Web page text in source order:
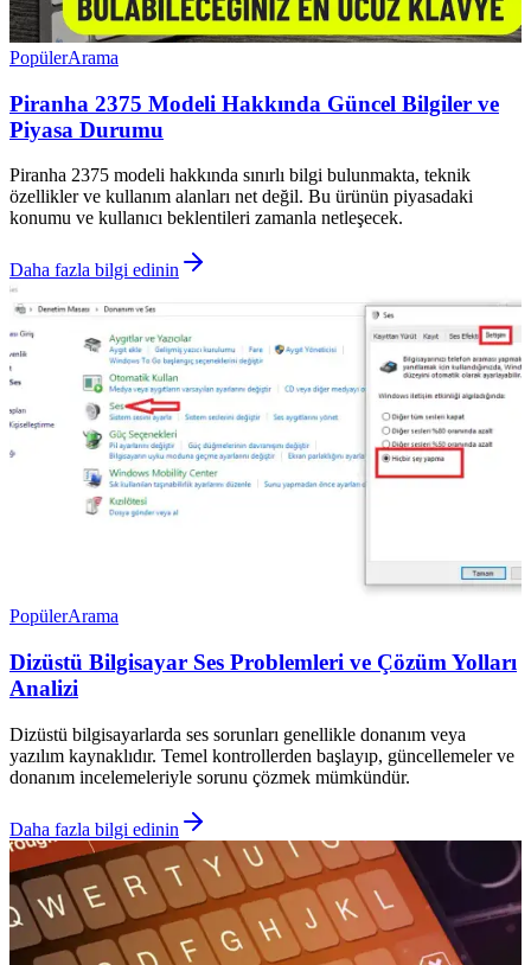
PopülerArama
Piranha 2375 Modeli Hakkında Güncel Bilgiler ve
Piyasa Durumu
Piranha 2375 modeli hakkında sınırlı bilgi bulunmakta, teknik
özellikler ve kullanım alanları net değil. Bu ürünün piyasadaki
konumu ve kullanıcı beklentileri zamanla netleşecek.
Daha fazla bilgi edinin
PopülerArama
Dizüstü Bilgisayar Ses Problemleri ve Çözüm Yolları
Analizi
Dizüstü bilgisayarlarda ses sorunları genellikle donanım veya
yazılım kaynaklıdır. Temel kontrollerden başlayıp, güncellemeler ve
donanım incelemeleriyle sorunu çözmek mümkündür.
Daha fazla bilgi edinin